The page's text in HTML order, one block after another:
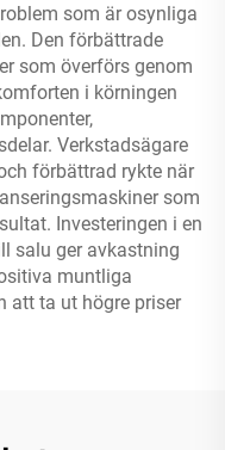
som är osynliga
Den förbättrade
som överförs genom
i körningen
Verkstadsägare
förbättrad rykte när
som
Investeringen i en
salu ger avkastning
muntliga
att ta ut högre priser